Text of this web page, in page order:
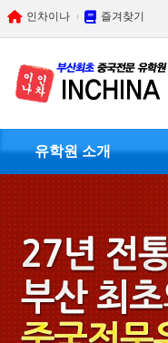
인차이나 즐겨찾기
유학원 소개